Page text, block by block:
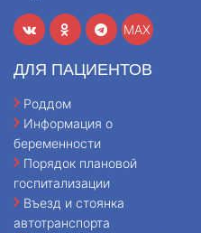
MAX
ДЛЯ ПАЦИЕНТОВ
Роддом
Информация о
беременности
Порядок плановой
госпитализации
Въезд и стоянка
автотранспорта